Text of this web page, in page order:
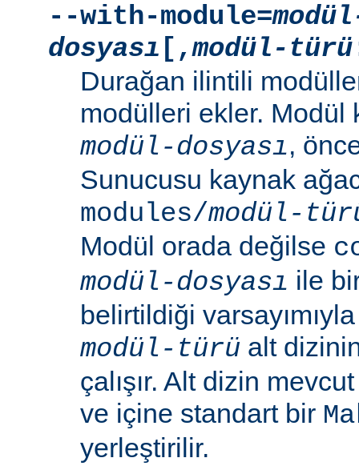
--with-module=
dosyası [,modül-türü
Durağan ilintili
modülleri ekler. Modül
modül-dosyası,
Sunucusu kaynak
modules/modül-
Modül orada değilse
modül-dosyası ile
belirtildiği
modül-türü alt
çalışır. Alt dizin
ve içine standart bir
yerleştirilir.